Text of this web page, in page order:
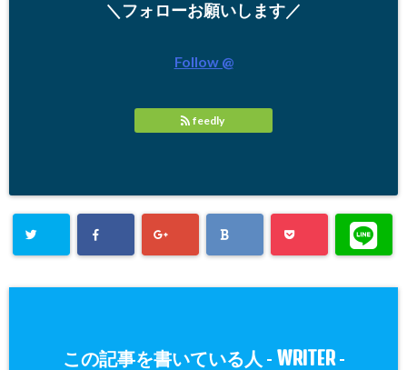
＼フォローお願いします／
Follow @
feedly
この記事を書いている人 - WRITER-